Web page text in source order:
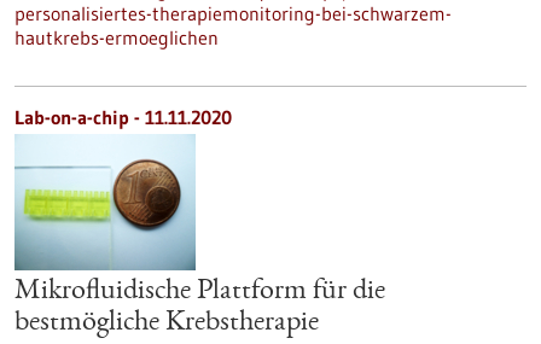
personalisiertes-therapiemonitoring-bei-schwarzem-
hautkrebs-ermoeglichen
Lab-on-a-chip - 11.11.2020
Mikrofluidische Plattform für die
bestmögliche Krebstherapie